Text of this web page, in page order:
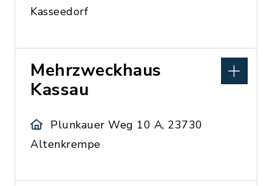
Kasseedorf
Mehrzweckhaus
Kassau
Plunkauer Weg 10 A, 23730
Altenkrempe